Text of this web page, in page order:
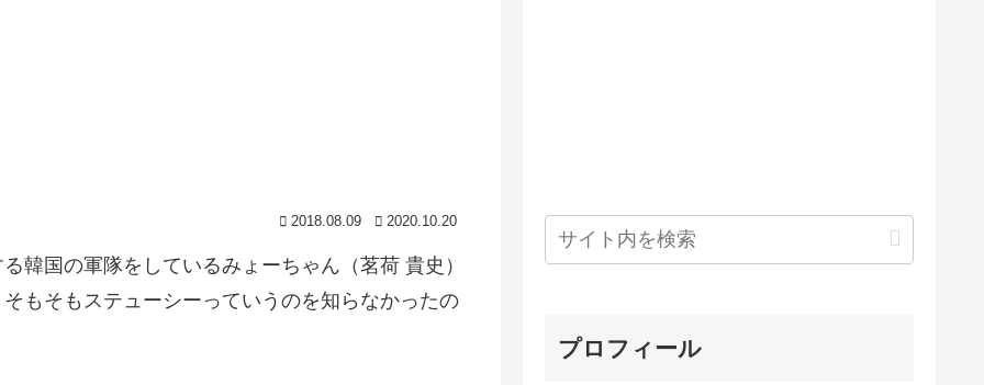
2018.08.09 2020.10.20
韓国の軍隊をしているみょーちゃん（茗荷 貴史）
もそもステューシーっていうのを知らなかったの
プロフィール